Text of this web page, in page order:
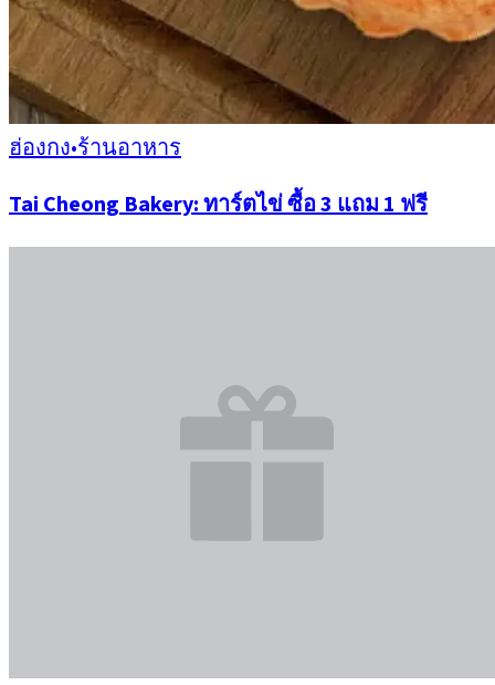
ฮ่องกง•ร้านอาหาร
Tai Cheong Bakery: ทาร์ตไข่ ซื้อ 3 แถม 1 ฟรี